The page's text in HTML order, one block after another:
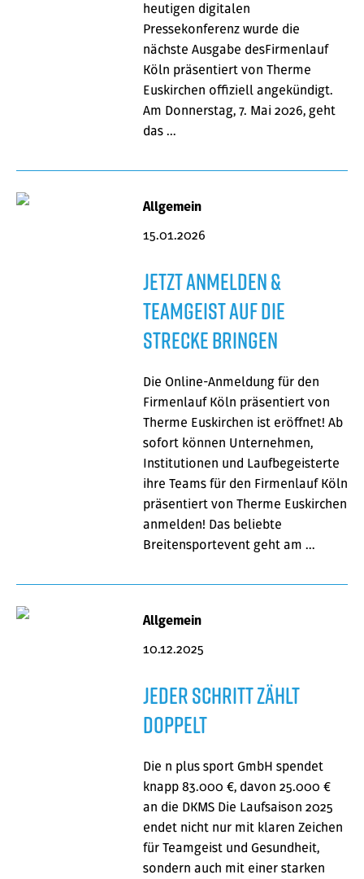
heutigen digitalen
Pressekonferenz wurde die
nächste Ausgabe desFirmenlauf
Köln präsentiert von Therme
Euskirchen offiziell angekündigt.
Am Donnerstag, 7. Mai 2026, geht
das …
Allgemein
15.01.2026
Jetzt anmelden &
Teamgeist auf die
Strecke bringen
Die Online-Anmeldung für den
Firmenlauf Köln präsentiert von
Therme Euskirchen ist eröffnet! Ab
sofort können Unternehmen,
Institutionen und Laufbegeisterte
ihre Teams für den Firmenlauf Köln
präsentiert von Therme Euskirchen
anmelden! Das beliebte
Breitensportevent geht am …
Allgemein
10.12.2025
Jeder Schritt zählt
doppelt
Die n plus sport GmbH spendet
knapp 83.000 €, davon 25.000 €
an die DKMS Die Laufsaison 2025
endet nicht nur mit klaren Zeichen
für Teamgeist und Gesundheit,
sondern auch mit einer starken